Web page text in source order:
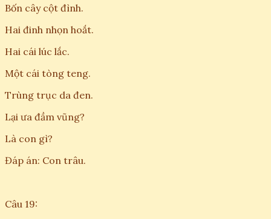
Bốn cây cột đình.
Hai đinh nhọn hoắt.
Hai cái lúc lắc.
Một cái tòng teng.
Trùng trục da đen.
Lại ưa đầm vũng?
Là con gì?
Đáp án: Con trâu.
Câu 19: